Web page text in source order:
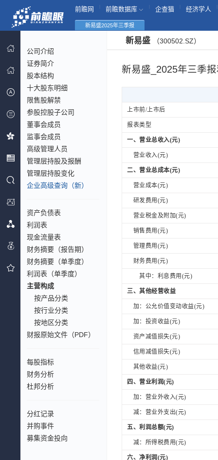
前瞻网 前瞻数据库 企查猫 经济学人
新易盛2025年三季报
公司介绍
证券简介
股本结构
十大股东明细
限售股解禁
参股控股子公司
董事会成员
监事会成员
高级管理人员
管理层持股及报酬
管理层持股变化
企业高级查询（新）
资产负债表
利润表
现金流量表
财务摘要（报告期）
财务摘要（单季度）
利润表（单季度）
主营构成
按产品分类
按行业分类
按地区分类
财报原始文件（PDF）
每股指标
财务分析
杜邦分析
分红记录
并购事件
募集资金投向
新易盛 （300502.SZ）
新易盛_2025年三季
上市前/上市后
报表类型
一、营业总收入(元)
营业收入(元)
二、营业总成本(元)
营业成本(元)
研发费用(元)
营业税金及附加(元)
销售费用(元)
管理费用(元)
财务费用(元)
其中：利息费用(元)
三、其他经营收益
加：公允价值变动收益(元)
加：投资收益(元)
资产减值损失(元)
信用减值损失(元)
其他收益(元)
四、营业利润(元)
加：营业外收入(元)
减：营业外支出(元)
五、利润总额(元)
减：所得税费用(元)
六、净利润(元)